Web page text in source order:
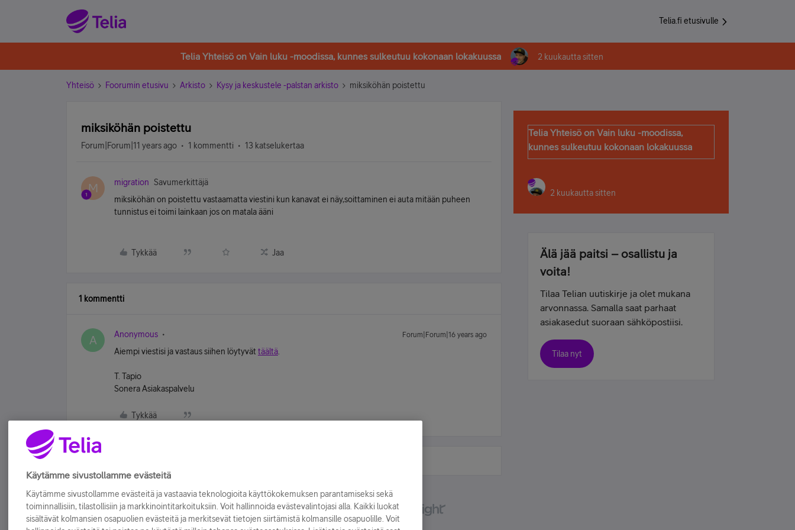
Telia.fi etusivulle
Telia Yhteisö on Vain luku -moodissa, kunnes sulkeutuu kokonaan lokakuussa 2 kuukautta sitten
Yhteisö Foorumin etusivu Arkisto Kysy ja keskustele -palstan arkisto miksiköhän poistettu
miksiköhän poistettu
Forum|Forum|11 years ago 1 kommentti 13 katselukertaa
M migration
Savumerkittäjä
miksiköhän on poistettu vastaamatta viestini kun kanavat ei näy,soittaminen ei auta mitään puheen
tunnistus ei toimi lainkaan jos on matala ääni
Tykkää Jaa
1 kommentti
A Anonymous Forum|Forum|16 years ago
Aiempi viestisi ja vastaus siihen löytyvät täältä
T. Tapio
Sonera Asiakaspalvelu
Tykkää
Telia Yhteisö on Vain luku -moodissa,
kunnes sulkeutuu kokonaan lokakuussa
2 kuukautta sitten
Älä jää paitsi – osallistu ja
voita!
Tilaa Telian uutiskirje ja olet mukana
arvonnassa. Samalla saat parhaat
asiakasedut suoraan sähköpostiisi.
Tilaa nyt
Käytämme sivustollamme evästeitä
Käytämme sivustollamme evästeitä ja vastaavia teknologioita käyttökokemuksen parantamiseksi sekä
toiminnallisiin, tilastollisiin ja markkinointitarkoituksiin. Voit hallinnoida evästevalintojasi alla. Kaikki luokat
sisältävät kolmansien osapuolien evästeitä ja merkitsevät tietojen siirtämistä kolmansille osapuolille. Voit